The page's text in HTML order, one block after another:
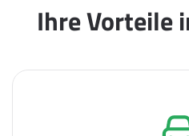
Ihre Vorteile